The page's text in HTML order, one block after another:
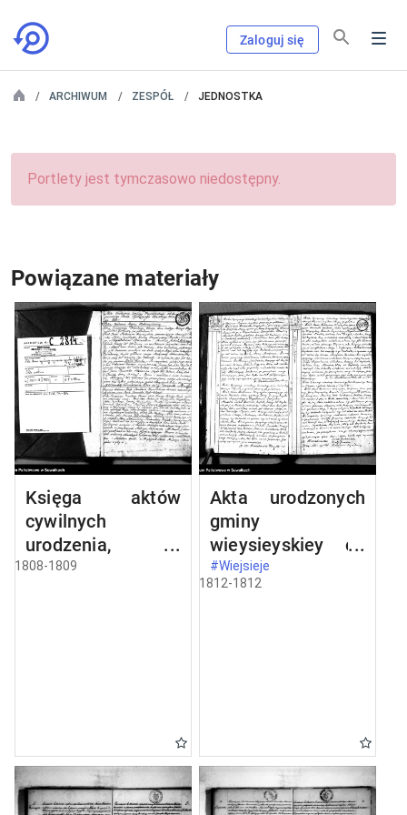
Zaloguj się
ARCHIWUM ZESPÓŁ JEDNOSTKA
Portlety jest tymczasowo niedostępny.
Powiązane materiały
Księga aktów
cywilnych
urodzenia,
stosowanie do
tychże aktów niżej
podpisanego
zaczęta i
kontynuowana
1808-1809
Akta urodzonych
gminy
wieysieyskiey od
1-go stycznia
1812 roku
#Wiejsieje
1812-1812